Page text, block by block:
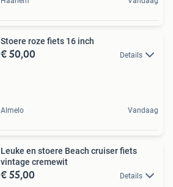
Stoere roze fiets 16 inch
€ 50,00 Details
Almelo Vandaag
Leuke en stoere Beach cruiser fiets
vintage cremewit
€ 55,00 Details